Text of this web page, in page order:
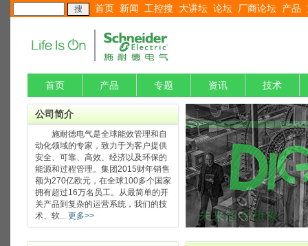
首页 新闻 工控搜 大讲坛 论坛 厂商论坛 产品
首页 产品 专题 资讯 技术
公司简介
施耐德电气是全球能效管理和自
动化领域的专家，致力于为客户提供
安全、可靠、高效、经济以及环保的
能源和过程管理。集团2015财年销售
额为270亿欧元，在全球100多个国家
拥有超过16万名员工。从最简单的开
关产品到复杂的运营系统，我们的技
术、软... 更多>>